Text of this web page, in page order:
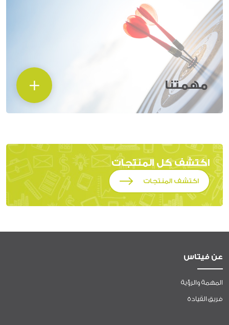
مهمتنا
اكتشف كل المنتجات
اكتشف المنتجات
عن فيتاس
المهمة والرؤية
فريق القيادة